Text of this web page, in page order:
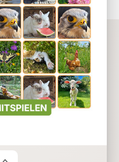
Webuniverse
Verantwortung für den
Inserate.